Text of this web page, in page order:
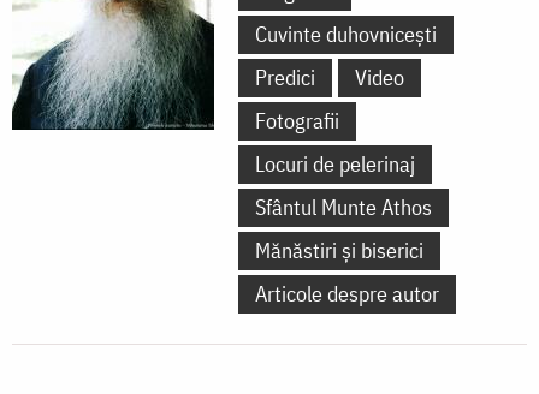
Cuvinte duhovnicești
Predici
Video
Fotografii
Locuri de pelerinaj
Sfântul Munte Athos
Mănăstiri și biserici
Articole despre autor